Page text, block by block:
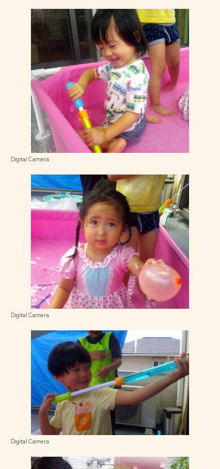
Digital Camera
Digital Camera
Digital Camera